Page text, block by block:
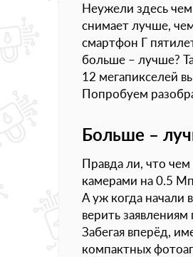
Неужели здесь
снимает лучше,
смартфон Г
больше – лучше?
12 мегапикселей
Попробуем
Больше –
Правда ли, что
камерами на 0.5
А уж когда начали
верить
Забегая вперёд,
компактных